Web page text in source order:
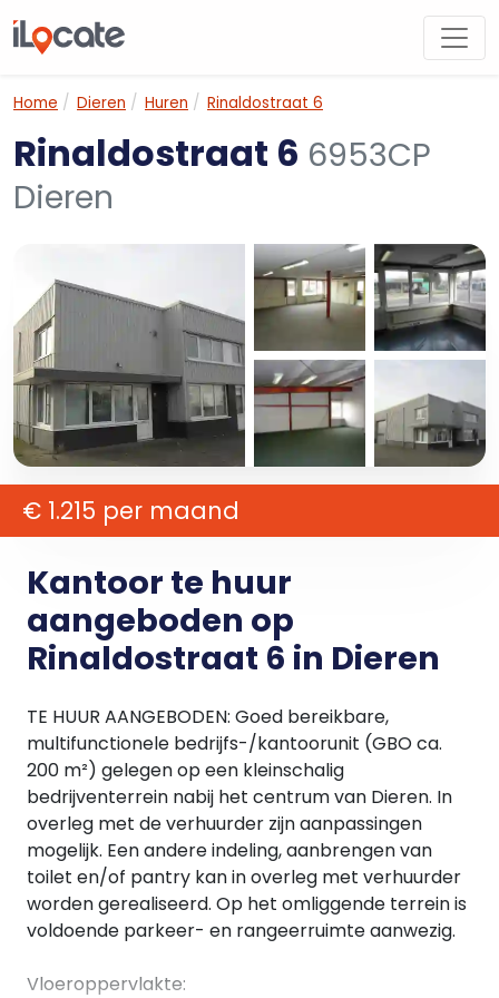
Home Dieren Huren Rinaldostraat 6
Rinaldostraat 6 6953CP
Dieren
€ 1.215 per maand
Kantoor te huur
aangeboden op
Rinaldostraat 6 in Dieren
TE HUUR AANGEBODEN: Goed bereikbare,
multifunctionele bedrijfs-/kantoorunit (GBO ca.
200 m²) gelegen op een kleinschalig
bedrijventerrein nabij het centrum van Dieren. In
overleg met de verhuurder zijn aanpassingen
mogelijk. Een andere indeling, aanbrengen van
toilet en/of pantry kan in overleg met verhuurder
worden gerealiseerd. Op het omliggende terrein is
voldoende parkeer- en rangeerruimte aanwezig.
Vloeroppervlakte: